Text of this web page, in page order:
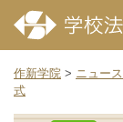
作新学院 > ニュース
式